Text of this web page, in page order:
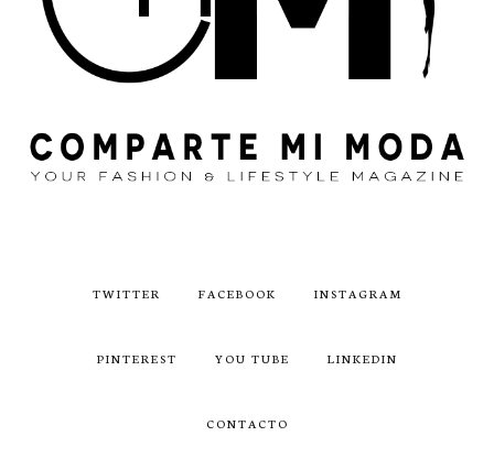
TWITTER FACEBOOK INSTAGRAM
PINTEREST YOU TUBE LINKEDIN
CONTACTO